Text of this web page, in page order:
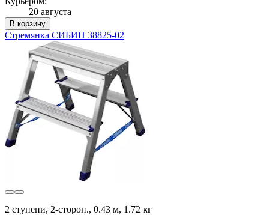
20 августа
В корзину
Стремянка СИБИН 38825-02
2 ступени, 2-сторон., 0.43 м, 1.72 кг